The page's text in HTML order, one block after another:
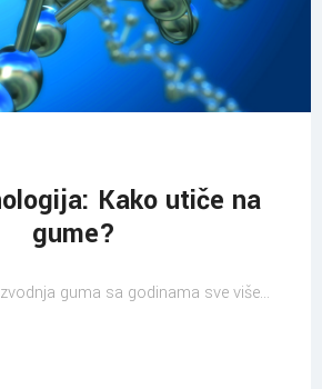
Kako utiče na
gume?
guma sa godinama sve više...